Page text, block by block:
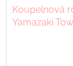
Koupelnová
Yamazaki